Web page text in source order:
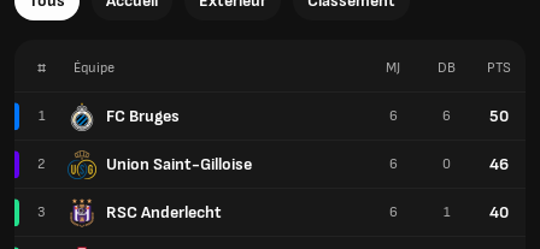
# Équipe
1 FC Bruges
2 Union Saint-Gilloise
3 RSC Anderlecht
MJ DB PTS
6 6 50
6 0 46
6 1 40